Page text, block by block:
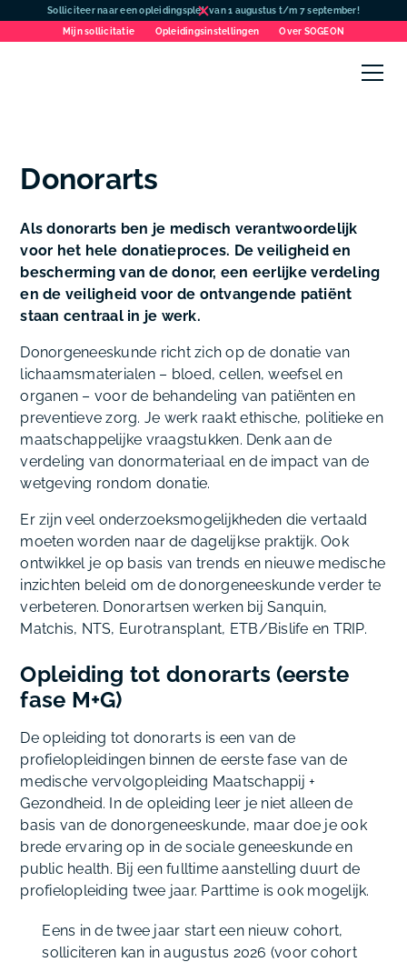
Solliciteer naar een opleidingsplek van 1 augustus t/m 7 september!
Mijn sollicitatie
Opleidingsinstellingen Over SOGEON
Donorarts
Als donorarts ben je medisch verantwoordelijk
voor het hele donatieproces. De veiligheid en
bescherming van de donor, een eerlijke verdeling
en de veiligheid voor de ontvangende patiënt
staan centraal in je werk.
Donorgeneeskunde richt zich op de donatie van
lichaamsmaterialen – bloed, cellen, weefsel en
organen – voor de behandeling van patiënten en
preventieve zorg. Je werk raakt ethische, politieke en
maatschappelijke vraagstukken. Denk aan de
verdeling van donormateriaal en de impact van de
wetgeving rondom donatie.
Er zijn veel onderzoeksmogelijkheden die vertaald
moeten worden naar de dagelijkse praktijk. Ook
ontwikkel je op basis van trends en nieuwe medische
inzichten beleid om de donorgeneeskunde verder te
verbeteren. Donorartsen werken bij Sanquin,
Matchis, NTS, Eurotransplant, ETB/Bislife en TRIP.
Opleiding tot donorarts (eerste
fase M+G)
De opleiding tot donorarts is een van de
profielopleidingen binnen de eerste fase van de
medische vervolgopleiding Maatschappij +
Gezondheid. In de opleiding leer je niet alleen de
basis van de donorgeneeskunde, maar doe je ook
brede ervaring op in de sociale geneeskunde en
public health. Bij een fulltime aanstelling duurt de
profielopleiding twee jaar. Parttime is ook mogelijk.
Eens in de twee jaar start een nieuw cohort,
solliciteren kan in augustus 2026 (voor cohort